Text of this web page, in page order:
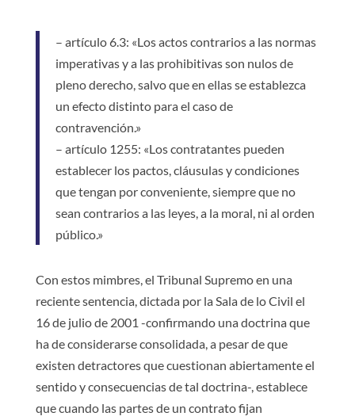
– artículo 6.3: «Los actos contrarios a las normas
imperativas y a las prohibitivas son nulos de
pleno derecho, salvo que en ellas se establezca
un efecto distinto para el caso de
contravención.»
– artículo 1255: «Los contratantes pueden
establecer los pactos, cláusulas y condiciones
que tengan por conveniente, siempre que no
sean contrarios a las leyes, a la moral, ni al orden
público.»
Con estos mimbres, el Tribunal Supremo en una
reciente sentencia, dictada por la Sala de lo Civil el
16 de julio de 2001 -confirmando una doctrina que
ha de considerarse consolidada, a pesar de que
existen detractores que cuestionan abiertamente el
sentido y consecuencias de tal doctrina-, establece
que cuando las partes de un contrato fijan